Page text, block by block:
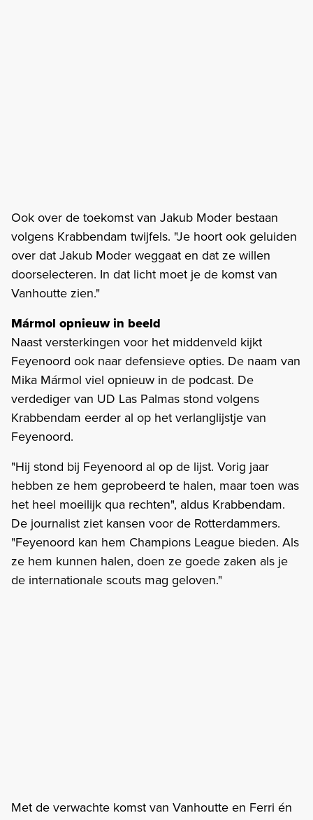
Ook over de toekomst van Jakub Moder bestaan
volgens Krabbendam twijfels. "Je hoort ook geluiden
over dat Jakub Moder weggaat en dat ze willen
doorselecteren. In dat licht moet je de komst van
Vanhoutte zien."
Mármol opnieuw in beeld
Naast versterkingen voor het middenveld kijkt
Feyenoord ook naar defensieve opties. De naam van
Mika Mármol viel opnieuw in de podcast. De
verdediger van UD Las Palmas stond volgens
Krabbendam eerder al op het verlanglijstje van
Feyenoord.
"Hij stond bij Feyenoord al op de lijst. Vorig jaar
hebben ze hem geprobeerd te halen, maar toen was
het heel moeilijk qua rechten", aldus Krabbendam.
De journalist ziet kansen voor de Rotterdammers.
"Feyenoord kan hem Champions League bieden. Als
ze hem kunnen halen, doen ze goede zaken als je
de internationale scouts mag geloven."
Met de verwachte komst van Vanhoutte en Ferri én